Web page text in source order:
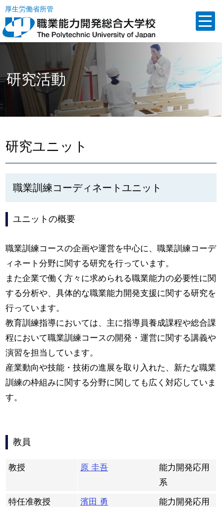
厚生労働省所管
研究活動
研究ユニット
職業訓練コーディネートユニット
ユニットの概要
職業訓練コースの企画や運営を中心に、職業訓練コーデ
ィネート分野に関する研究を行っています。
また企業で働く方々に求められる職業能力の必要性に関
する分析や、具体的な職業能力開発支援に関する研究を
行っています。
教育訓練指導においては、主に指導員養成課程や総合課
程において職業訓練コースの開発・運営に関する講義や
演習を担当しています。
産業動向や技能・技術の進展を取り入れた、新たな職業
訓練の枠組みに関する分野に関しても広く対応していま
す。
教員
教授 原 圭吾
能力開発応用
系
特任准教授 濱田 勇
能力開発応用